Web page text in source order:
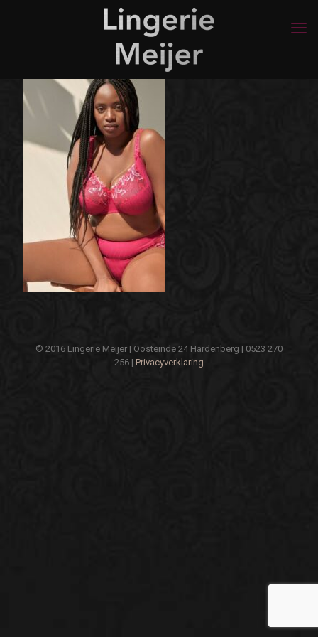
© 2016 Lingerie Meijer | Oosteinde 24 Hardenberg | 0523 270
256 | Privacyverklaring